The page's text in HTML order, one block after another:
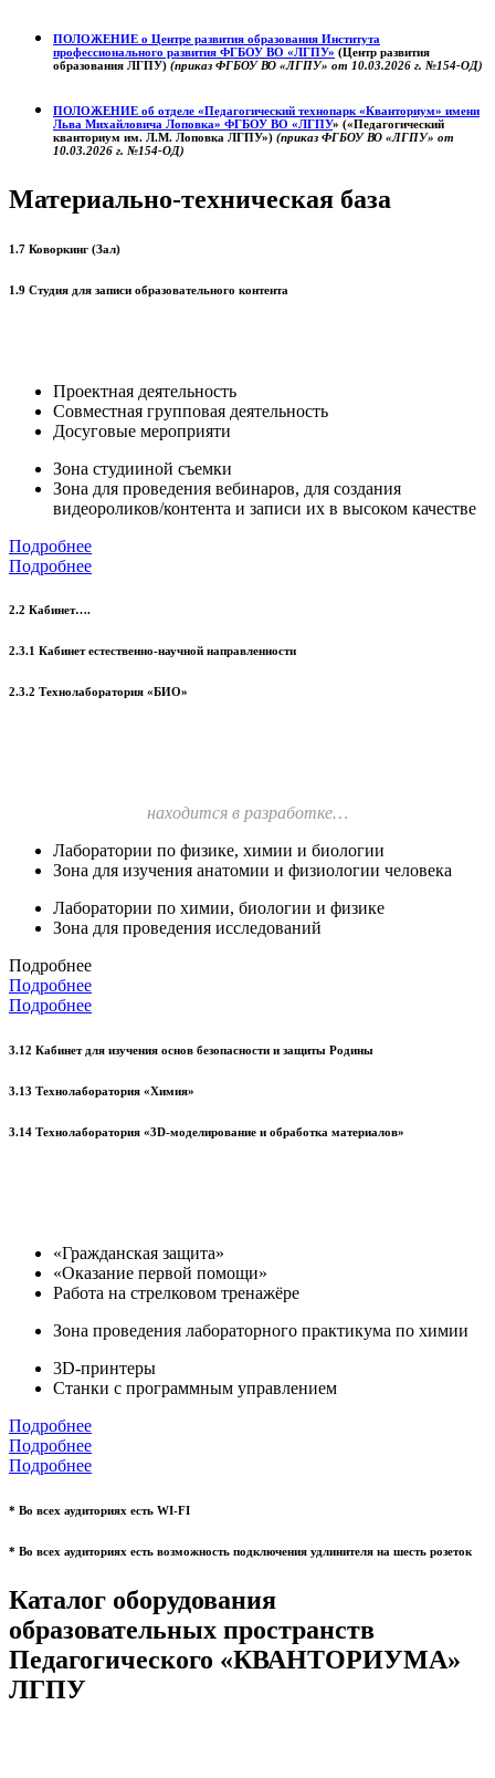
ПОЛОЖЕНИЕ о Центре развития образования Института
профессионального развития ФГБОУ ВО «ЛГПУ» (Центр развития
образования ЛГПУ) (приказ ФГБОУ ВО «ЛГПУ» от 10.03.2026 г. №154-ОД)
ПОЛОЖЕНИЕ об отделе «Педагогический технопарк «Кванториум» имени
Льва Михайловича Лоповка» ФГБОУ ВО «ЛГПУ» («Педагогический
кванториум им. Л.М. Лоповка ЛГПУ») (приказ ФГБОУ ВО «ЛГПУ» от
10.03.2026 г. №154-ОД)
Материально-техническая база
1.7 Коворкинг (Зал)
1.9 Студия для записи образовательного контента
Проектная деятельность
Совместная групповая деятельность
Досуговые мероприяти
Зона студииной съемки
Зона для проведения вебинаров, для создания
видеороликов/контента и записи их в высоком качестве
Подробнее
Подробнее
2.2 Кабинет….
2.3.1 Кабинет естественно-научной направленности
2.3.2 Технолаборатория «БИО»
находится в разработке…
Лаборатории по физике, химии и биологии
Зона для изучения анатомии и физиологии человека
Лаборатории по химии, биологии и физике
Зона для проведения исследований
Подробнее
Подробнее
Подробнее
3.12 Кабинет для изучения основ безопасности и защиты Родины
3.13 Технолаборатория «Химия»
3.14 Технолаборатория «3D-моделирование и обработка материалов»
«Гражданская защита»
«Оказание первой помощи»
Работа на стрелковом тренажёре
Зона проведения лабораторного практикума по химии
3D-принтеры
Станки с программным управлением
Подробнее
Подробнее
Подробнее
* Во всех аудиториях есть WI-FI
* Во всех аудиториях есть возможность подключения удлинителя на шесть розеток
Каталог оборудования
образовательных пространств
Педагогического «КВАНТОРИУМА»
ЛГПУ